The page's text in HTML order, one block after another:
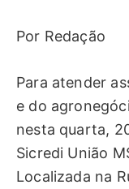
Por Redação
Para atender
e do
nesta quarta,
Sicredi União
Localizada na